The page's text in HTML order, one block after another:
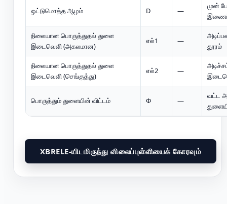
ஒட்டுமொத்த ஆழம் D —
முன்
நிலையான பொருத்துதல் துளை
இடைவெளி (அகலமான)
எல்1 —
தூரம்
நிலையான பொருத்துதல் துளை
இடைவெளி (செங்குத்து)
எல்2 —
பொருத்தும் துளையின் விட்டம் Φ —
வட்ட
XBRELE-யிடமிருந்து விலைப்புள்ளியைக் கோரவும்